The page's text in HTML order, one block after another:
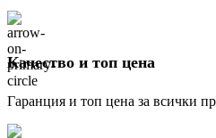
Качество и топ цена
Гаранция и топ цена за всички